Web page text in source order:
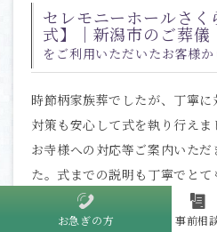
セレモニーホールさ
式】｜新潟市のご葬儀
をご利用いただいたお客様
時節柄家族葬でしたが、丁寧
対策も安心して式を執り行え
お寺様への対応等ご案内いた
た。式までの説明も丁寧でと
にもすぐに対応していただき
お急ぎの方 事前相